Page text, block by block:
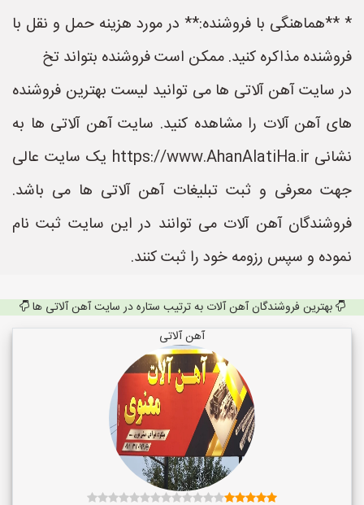
* **هماهنگی با فروشنده:** در مورد هزینه حمل و نقل با
فروشنده مذاکره کنید. ممکن است فروشنده بتواند تخ
در سایت آهن آلاتی ها می توانید لیست بهترین فروشنده
های آهن آلات را مشاهده کنید. سایت آهن آلاتی ها به
نشانی https://www.AhanAlatiHa.ir یک سایت عالی
جهت معرفی و ثبت تبلیغات آهن آلاتی ها می باشد.
فروشندگان آهن آلات می توانند در این سایت ثبت نام
نموده و سپس رزومه خود را ثبت کنند.
بهترین فروشندگان آهن آلات به ترتیب ستاره در سایت آهن آلاتی ها
آهن آلاتی